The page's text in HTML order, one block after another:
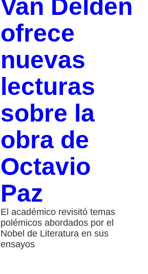
Van Delden
ofrece
nuevas
lecturas
sobre la
obra de
Octavio
Paz
El académico revisitó temas
polémicos abordados por el
Nobel de Literatura en sus
ensayos